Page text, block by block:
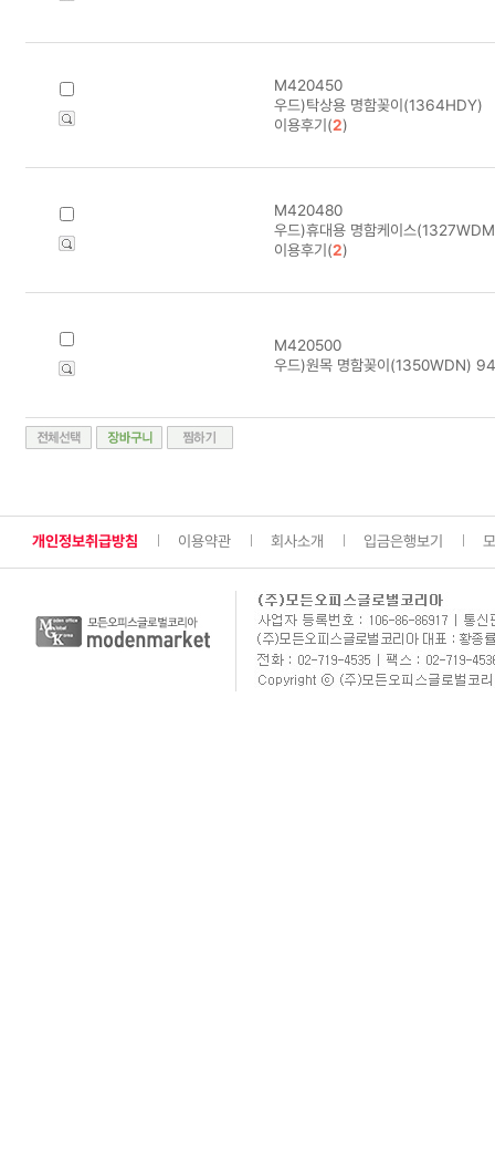
M420450
우드)탁상용 명함꽂이(1364HDY)
이용후기(2)
M420480
우드)휴대용 명함케이스
이용후기(2)
M420500
우드)원목 명함꽂이(1350WDN)
개인정보취급방침 이용약관 회사소개 입금은행보기